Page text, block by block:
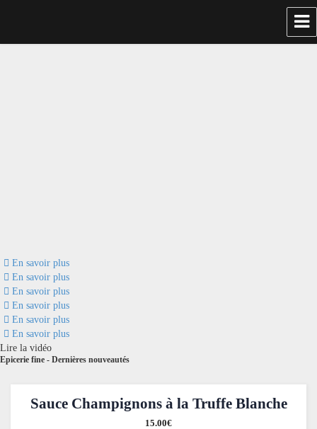
En savoir plus
En savoir plus
En savoir plus
En savoir plus
En savoir plus
En savoir plus
Lire la vidéo
Epicerie fine - Dernières nouveautés
Sauce Champignons à la Truffe Blanche
15.00€